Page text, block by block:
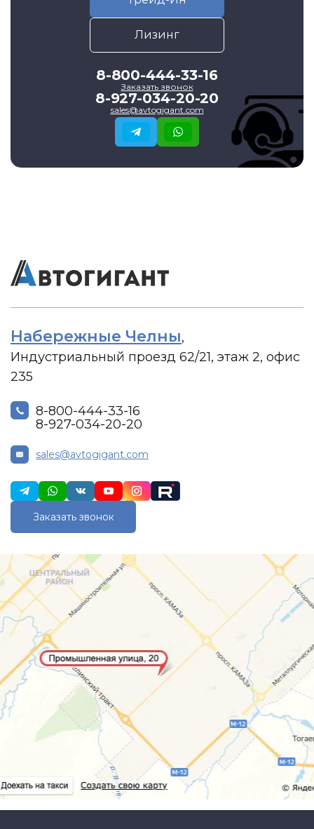
Лизинг
8-800-444-33-16
Заказать звонок
8-927-034-20-20
sales@avtogigant.com
Набережные Челны,
Индустриальный проезд 62/21, этаж 2, офис
235
8-800-444-33-16
8-927-034-20-20
sales@avtogigant.com
Заказать звонок